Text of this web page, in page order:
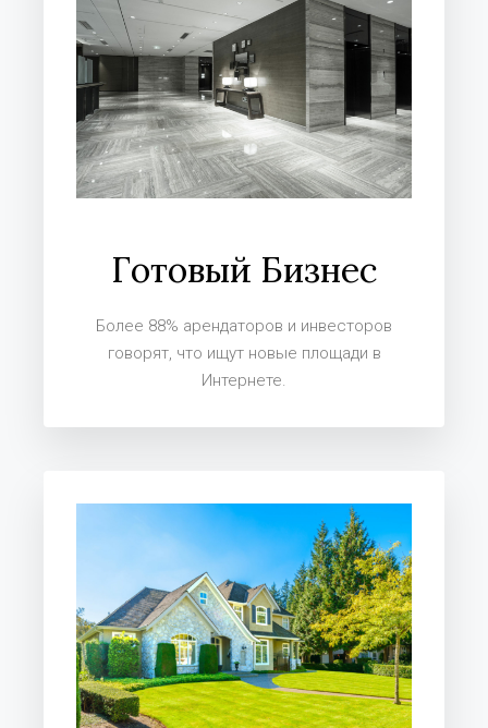
Готовый Бизнес
Более 88% арендаторов и инвесторов
говорят, что ищут новые площади в
Интернете.